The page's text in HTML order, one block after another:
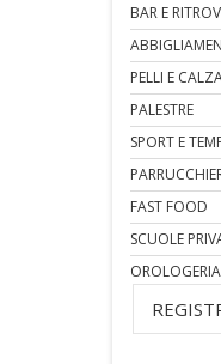
BAR E
PELLI E
PALESTRE
SPORT E
FAST FOOD
SCUOLE